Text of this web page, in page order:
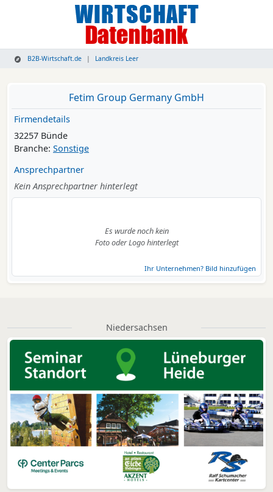
B2B-Wirtschaft.de Landkreis Leer
Fetim Group Germany GmbH
Firmendetails
32257 Bünde
Branche: Sonstige
Ansprechpartner
Kein Ansprechpartner hinterlegt
Es wurde noch kein
Foto oder Logo hinterlegt
Ihr Unternehmen? Bild hinzufügen
Niedersachsen